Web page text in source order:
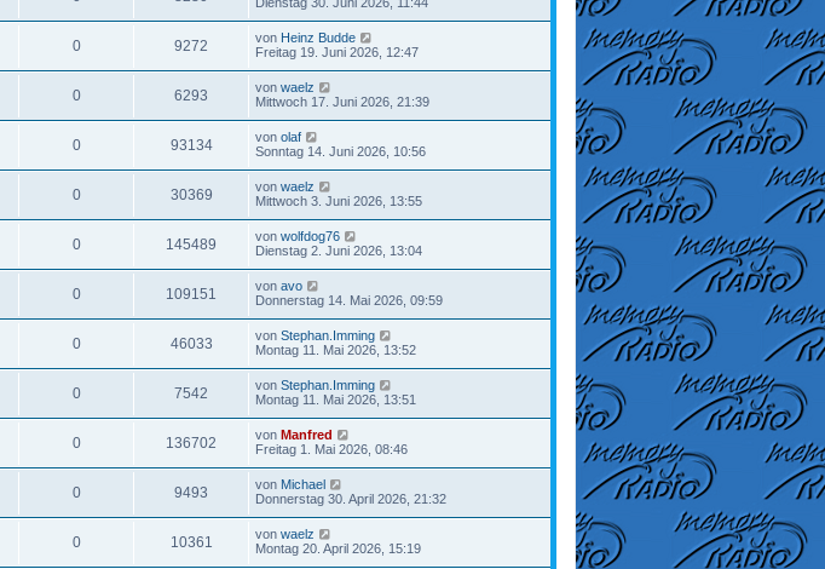
0 9272 von Heinz Budde
Freitag 19. Juni 2026, 12:47
0 6293 von waelz
Mittwoch 17. Juni 2026, 21:39
0 93134 von olaf
Sonntag 14. Juni 2026, 10:56
0 30369 von waelz
Mittwoch 3. Juni 2026, 13:55
0 145489 von wolfdog76
Dienstag 2. Juni 2026, 13:04
0 109151 von avo
Donnerstag 14. Mai 2026, 09:59
0 46033 von Stephan.Imming
Montag 11. Mai 2026, 13:52
0 7542 von Stephan.Imming
Montag 11. Mai 2026, 13:51
0 136702 von Manfred
Freitag 1. Mai 2026, 08:46
0 9493 von Michael
Donnerstag 30. April 2026, 21:32
0 10361 von waelz
Montag 20. April 2026, 15:19